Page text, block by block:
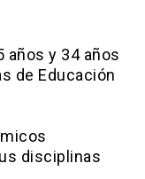
de
años y 34 años
de Educación
disciplinas